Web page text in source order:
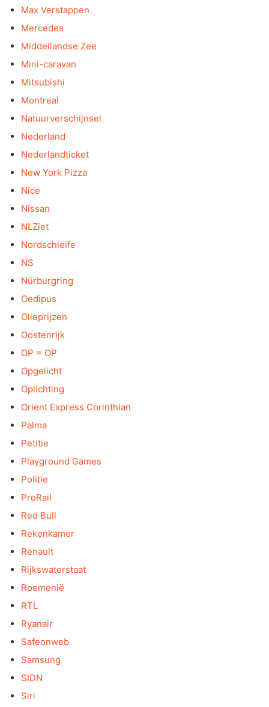
Max Verstappen
Mercedes
Middellandse Zee
Mini-caravan
Mitsubishi
Montreal
Natuurverschijnsel
Nederland
Nederlandticket
New York Pizza
Nice
Nissan
NLZiet
Nordschleife
NS
Nürburgring
Oedipus
Olieprijzen
Oostenrijk
OP = OP
Opgelicht
Oplichting
Orient Express Corinthian
Palma
Petitie
Playground Games
Politie
ProRail
Red Bull
Rekenkamer
Renault
Rijkswaterstaat
Roemenië
RTL
Ryanair
Safeonweb
Samsung
SIDN
Siri